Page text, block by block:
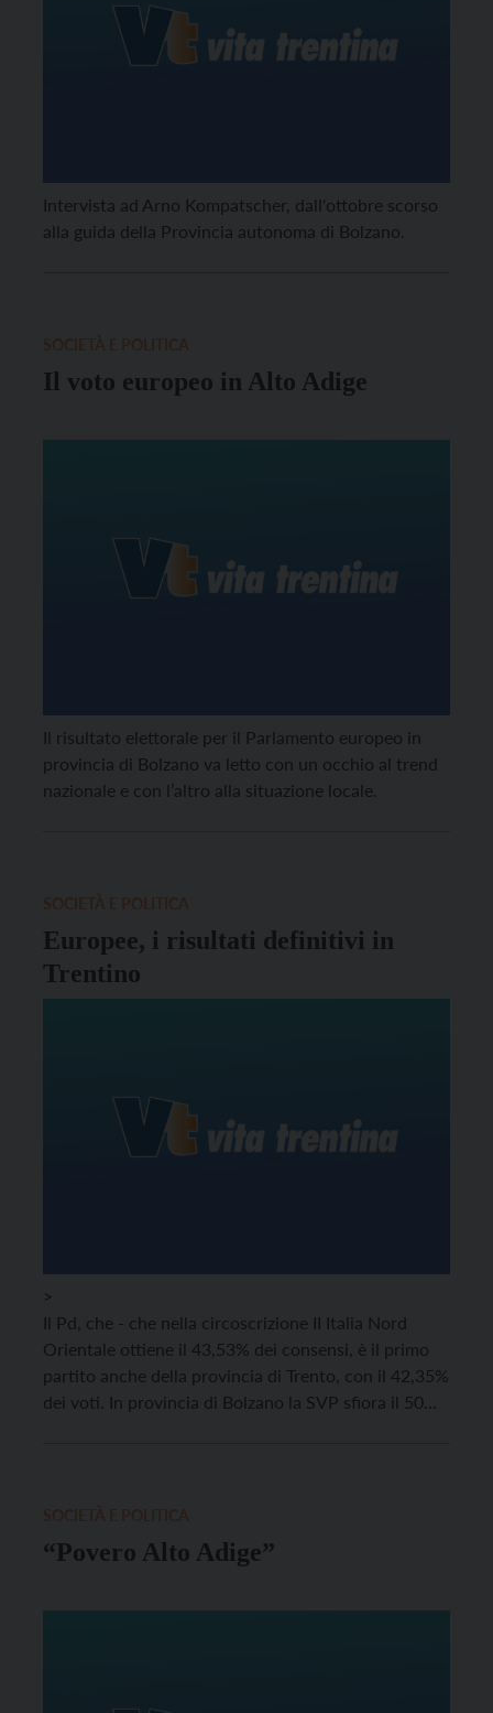
Intervista ad Arno Kompatscher, dall'ottobre scorso
alla guida della Provincia autonoma di Bolzano.
Il voto europeo in Alto Adige
Il risultato elettorale per il Parlamento europeo in
provincia di Bolzano va letto con un occhio al trend
nazionale e con l’altro alla situazione locale.
Europee, i risultati definitivi in
Trentino
>
Il Pd, che - che nella circoscrizione II Italia Nord
Orientale ottiene il 43,53% dei consensi, è il primo
partito anche della provincia di Trento, con il 42,35%
dei voti. In provincia di Bolzano la SVP sfiora il 50%
“Povero Alto Adige”